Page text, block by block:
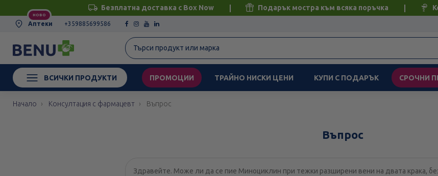
Безплатна доставка с Box Now Подарък мостра към всяка поръчка
НОВО
Аптеки +359885699586
ВСИЧКИ ПРОДУКТИ ПРОМОЦИИ ТРАЙНО НИСКИ ЦЕНИ КУПИ С ПОДАРЪК СРОЧНИ
Начало Консултация с фармацевт Въпрос
Въпрос
Здравейте. Може ли да се пие Миноциклин при тежки разширени вени на двата крака,